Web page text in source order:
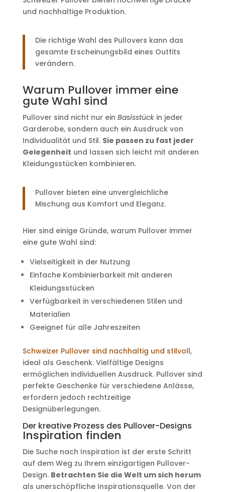
und nachhaltige Produktion.
Die richtige Wahl des Pullovers kann das
gesamte Erscheinungsbild eines Outfits
verändern.
Warum Pullover immer eine
gute Wahl sind
Pullover sind nicht nur ein Basisstückin jeder
Garderobe, sondern auch ein Ausdruck von
Individualität und Stil. Sie passen zu fast jeder
Gelegenheit und lassen sich leicht mit anderen
Kleidungsstücken kombinieren.
Pullover bieten eine unvergleichliche
Mischung aus Komfort und Eleganz.
Hier sind einige Gründe, warum Pullover immer
eine gute Wahl sind:
Vielseitigkeit in der Nutzung
Einfache Kombinierbarkeit mit anderen
Kleidungsstücken
Verfügbarkeit in verschiedenen Stilen und
Materialien
Geeignet für alle Jahreszeiten
Schweizer Pullover sind nachhaltig und stilvoll,
ideal als Geschenk. Vielfältige Designs
ermöglichen individuellen Ausdruck. Pullover sind
perfekte Geschenke für verschiedene Anlässe,
erfordern jedoch rechtzeitige
Designüberlegungen.
Der kreative Prozess des Pullover-Designs
Inspiration finden
Die Suche nach Inspiration ist der erste Schritt
auf dem Weg zu Ihrem einzigartigen Pullover-
Design. Betrachten Sie die Welt um sich herum
als unerschöpfliche Inspirationsquelle. Von der